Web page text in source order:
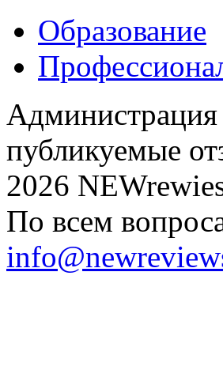
Образование
Администрация
публикуемые
2026
По всем